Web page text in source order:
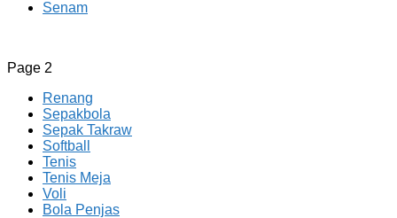
Senam
CV JAYA BERSAMA Co Id
Menyediakan Semua Perlengkapan Olahraga Yang
Page 2
Renang
Sepakbola
Sepak Takraw
Softball
Tenis
Tenis Meja
Voli
Bola Penjas